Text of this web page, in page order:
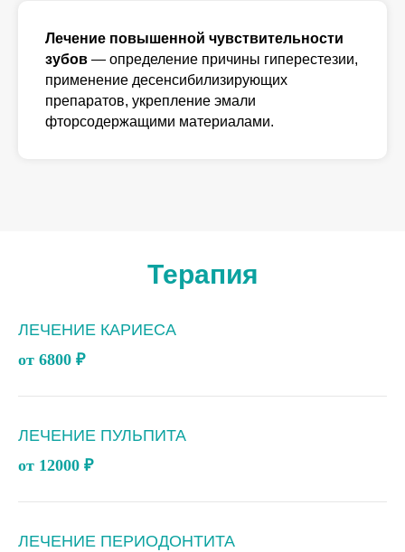
Лечение повышенной чувствительности
зубов — определение причины гиперестезии,
применение десенсибилизирующих
препаратов, укрепление эмали
фторсодержащими материалами.
Терапия
ЛЕЧЕНИЕ КАРИЕСА
от 6800 ₽
ЛЕЧЕНИЕ ПУЛЬПИТА
от 12000 ₽
ЛЕЧЕНИЕ ПЕРИОДОНТИТА